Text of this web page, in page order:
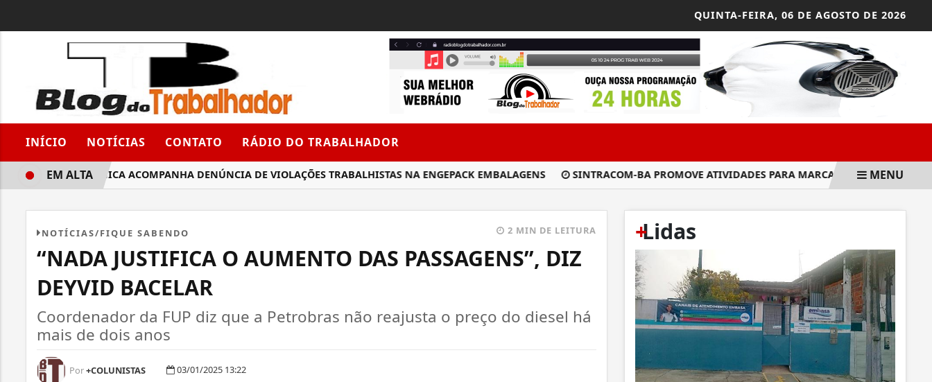
QUINTA-FEIRA, 06 DE AGOSTO DE 2026
INÍCIO NOTÍCIAS CONTATO RÁDIO DO TRABALHADOR
SINDIQUÍMICA ACOMPANHA DENÚNCIA DE VIOLAÇÕES TRABALHISTAS NA ENGEPACK EMBALAGENS SINTRACOM-BA PROMOVE ATIVIDADES PARA MARCAR O DIA MUNICIPAL
EM ALTA MENU
NOTÍCIAS/FIQUE SABENDO 2 MIN DE LEITURA
“NADA JUSTIFICA O AUMENTO DAS PASSAGENS”, DIZ
DEYVID BACELAR
Coordenador da FUP diz que a Petrobras não reajusta o preço do diesel há
mais de dois anos
Por+COLUNISTAS 03/01/2025 13:22
+
Lidas